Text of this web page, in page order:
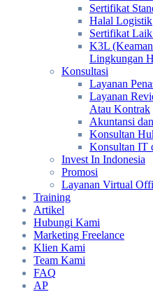
Sertifikat
Halal Logistik
Sertifikat
K3L
Lingkungan
Konsultasi
Layanan
Layanan
Atau Kontrak
Akuntansi
Konsultan
Konsultan IT
Invest In Indonesia
Promosi
Layanan Virtual
Training
Artikel
Hubungi Kami
Marketing Freelance
Klien Kami
Team Kami
FAQ
AP